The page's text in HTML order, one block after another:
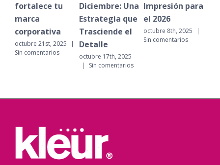
fortalece tu
marca
corporativa
octubre 21st, 2025
|
Sin comentarios
Diciembre: Una
Estrategia que
Trasciende el
Detalle
octubre 17th, 2025
|
Sin comentarios
Impresión para
el 2026
octubre 8th, 2025
|
Sin comentarios